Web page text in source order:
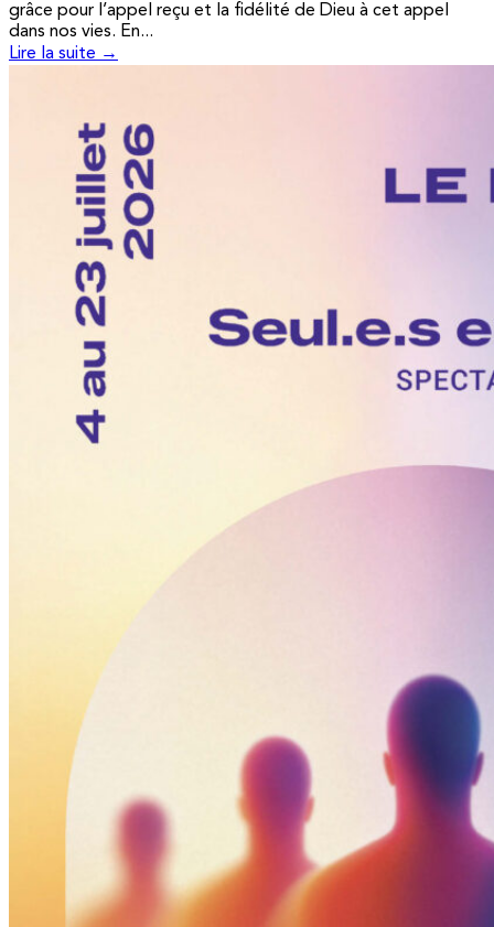
grâce pour l’appel reçu et la fidélité de Dieu à cet appel
dans nos vies. En...
Lire la suite →